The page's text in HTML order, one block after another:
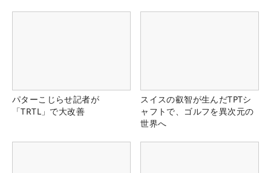
パターこじらせ記者が
「TRTL」で大改善
スイスの叡智が生んだTPTシ
ャフトで、ゴルフを異次元の
世界へ